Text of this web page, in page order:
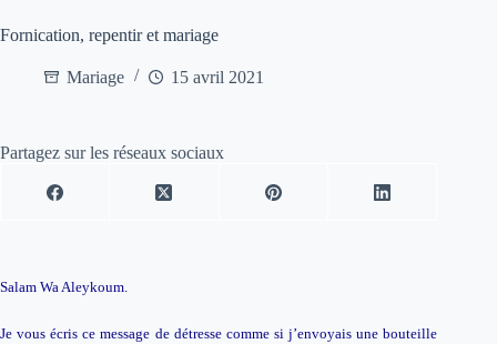
Fornication, repentir et mariage
Mariage 15 avril 2021
Partagez sur les réseaux sociaux
Salam Wa Aleykoum.
Je vous écris ce message de détresse comme si j’envoyais une bouteille